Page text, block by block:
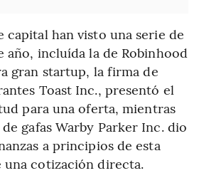
capital han visto una serie de
año, incluída la de Robinhood
gran startup, la firma de
Toast Inc., presentó el
para una oferta, mientras
gafas Warby Parker Inc. dio
a principios de esta
una cotización directa.